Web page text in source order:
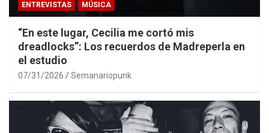
ENTREVISTAS MÚSICA
“En este lugar, Cecilia me cortó mis
dreadlocks”: Los recuerdos de Madreperla en
el estudio
07/31/2026 Semanariopunk